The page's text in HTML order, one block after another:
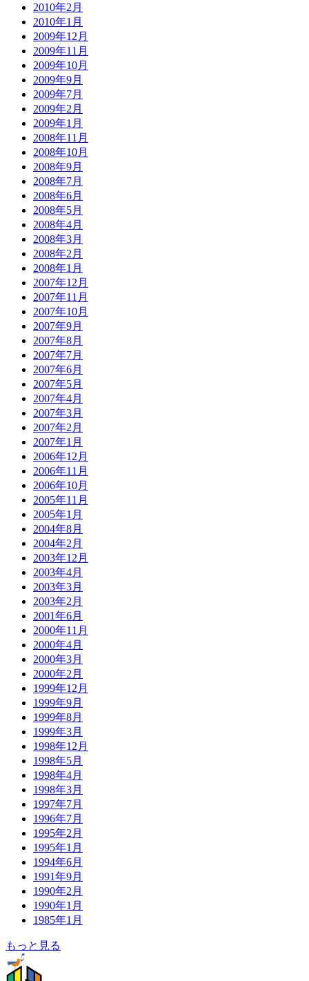
2010年2月
2010年1月
2009年12月
2009年11月
2009年10月
2009年9月
2009年7月
2009年2月
2009年1月
2008年11月
2008年10月
2008年9月
2008年7月
2008年6月
2008年5月
2008年4月
2008年3月
2008年2月
2008年1月
2007年12月
2007年11月
2007年10月
2007年9月
2007年8月
2007年7月
2007年6月
2007年5月
2007年4月
2007年3月
2007年2月
2007年1月
2006年12月
2006年11月
2006年10月
2005年11月
2005年1月
2004年8月
2004年2月
2003年12月
2003年4月
2003年3月
2003年2月
2001年6月
2000年11月
2000年4月
2000年3月
2000年2月
1999年12月
1999年9月
1999年8月
1999年3月
1998年12月
1998年5月
1998年4月
1998年3月
1997年7月
1996年7月
1995年2月
1995年1月
1994年6月
1991年9月
1990年2月
1990年1月
1985年1月
もっと見る